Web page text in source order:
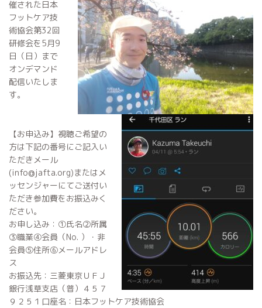
催された日本
フットケア技
術協会第32回
研修会を5月9
日（日）まで
オンデマンド
配信いたしま
す。
【お申込み】視聴ご希望の
方は下記の番号にご記入い
ただきメール
(info@jafta.org)またはメ
ッセンジャーにてご送付い
ただき参加費をお振込みく
ださい。
お申し込み：①氏名②所属
③職業④会員（No. ）・非
会員⑤住所⑥メールアドレ
ス
お振込先：三菱東京ＵＦＪ
銀行浅草支店（普）４５７
９２５１口座名：日本フットケア技術協会